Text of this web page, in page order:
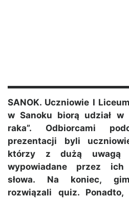
SANOK. Uczniowie I
w Sanoku biorą udział w
raka”. Odbiorcami
prezentacji byli
którzy z dużą uwagą
wypowiadane przez
słowa. Na koniec,
rozwiązali quiz. Ponadto,